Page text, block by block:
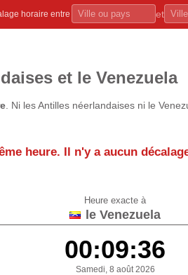
horaire entre et
et le Venezuela
. Ni les Antilles néerlandaises ni le
heure. Il n'y a aucun
Heure exacte à
le Venezuela
00:09:36
Samedi, 8 août 2026